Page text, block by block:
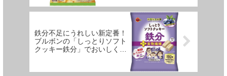
鉄分不足にうれしい新定番！
ブルボンの「しっとりソフト
クッキー鉄分」でおいしく補